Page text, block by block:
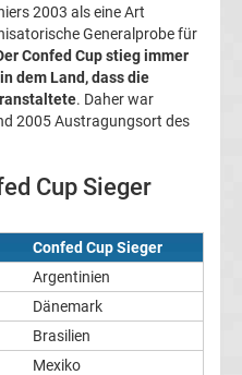
2003 als eine Art
Generalprobe für
Confed Cup stieg immer
dem Land, dass die
. Daher war
2005 Austragungsort des
Cup Sieger
Confed Cup Sieger
Argentinien
Dänemark
Brasilien
Mexiko